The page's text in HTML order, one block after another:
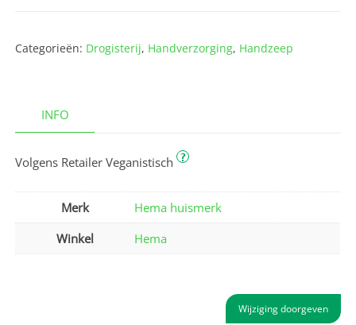
Categorieën: Drogisterij, Hand­verzorging, Handzeep
INFO
Volgens Retailer Veganistisch ?
Merk
Hema huismerk
Winkel
Hema
Wijziging doorgeven